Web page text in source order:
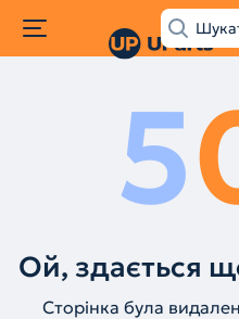
5
Ой, здається
Сторінка була